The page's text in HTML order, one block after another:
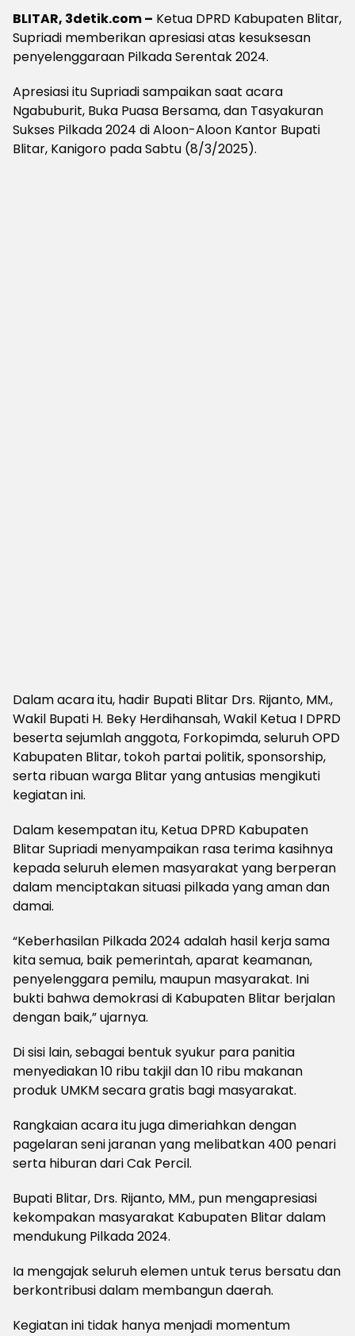
BLITAR, 3detik.com – Ketua DPRD Kabupaten Blitar,
Supriadi memberikan apresiasi atas kesuksesan
penyelenggaraan Pilkada Serentak 2024.
Apresiasi itu Supriadi sampaikan saat acara
Ngabuburit, Buka Puasa Bersama, dan Tasyakuran
Sukses Pilkada 2024 di Aloon-Aloon Kantor Bupati
Blitar, Kanigoro pada Sabtu (8/3/2025).
Dalam acara itu, hadir Bupati Blitar Drs. Rijanto, MM.,
Wakil Bupati H. Beky Herdihansah, Wakil Ketua I DPRD
beserta sejumlah anggota, Forkopimda, seluruh OPD
Kabupaten Blitar, tokoh partai politik, sponsorship,
serta ribuan warga Blitar yang antusias mengikuti
kegiatan ini.
Dalam kesempatan itu, Ketua DPRD Kabupaten
Blitar Supriadi menyampaikan rasa terima kasihnya
kepada seluruh elemen masyarakat yang berperan
dalam menciptakan situasi pilkada yang aman dan
damai.
“Keberhasilan Pilkada 2024 adalah hasil kerja sama
kita semua, baik pemerintah, aparat keamanan,
penyelenggara pemilu, maupun masyarakat. Ini
bukti bahwa demokrasi di Kabupaten Blitar berjalan
dengan baik,” ujarnya.
Di sisi lain, sebagai bentuk syukur para panitia
menyediakan 10 ribu takjil dan 10 ribu makanan
produk UMKM secara gratis bagi masyarakat.
Rangkaian acara itu juga dimeriahkan dengan
pagelaran seni jaranan yang melibatkan 400 penari
serta hiburan dari Cak Percil.
Bupati Blitar, Drs. Rijanto, MM., pun mengapresiasi
kekompakan masyarakat Kabupaten Blitar dalam
mendukung Pilkada 2024.
Ia mengajak seluruh elemen untuk terus bersatu dan
berkontribusi dalam membangun daerah.
Kegiatan ini tidak hanya menjadi momentum